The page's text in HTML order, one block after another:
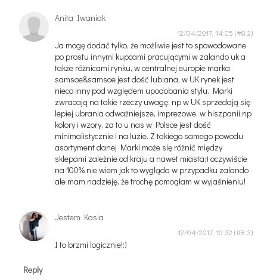
Anita Iwaniak
12/04/2017, 14:05
Ja mogę dodać tylko, że możliwie jest to spowodowane
po prostu innymi kupcami pracującymi w zalando uk a
także różnicami rynku, w centralnej europie marka
samsoe&samsoe jest dość lubiana, w UK rynek jest
nieco inny pod względem upodobania stylu. Marki
zwracają na takie rzeczy uwagę, np w UK sprzedają się
lepiej ubrania odważniejsze, imprezowe, w hiszpanii np
kolory i wzory, za to u nas w Polsce jest dość
minimalistycznie i na luzie. Z takiego samego powodu
asortyment danej Marki może się różnić między
sklepami zależnie od kraju a nawet miasta:) oczywiście
na 100% nie wiem jak to wygląda w przypadku zalando
ale mam nadzieję, że trochę pomogłam w wyjaśnieniu!
Jestem Kasia
12/04/2017, 16:32
I to brzmi logicznie!:)
Reply